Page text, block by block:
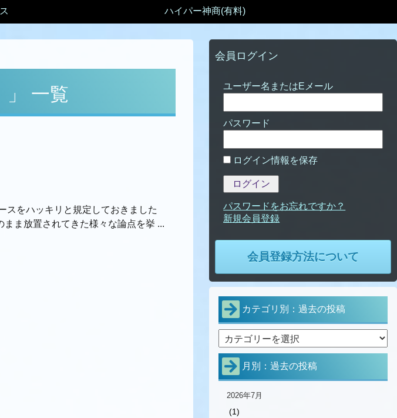
ハイパー神商(有料)
」 一覧
をハッキリと規定しておきました
ま放置されてきた様々な論点を挙 ...
会員ログイン
パスワード
ログイン情報を保存
パスワードをお忘れですか？
会員登録方法について
カテゴリ別：過去の投稿
月別：過去の投稿
2026年7月
(1)